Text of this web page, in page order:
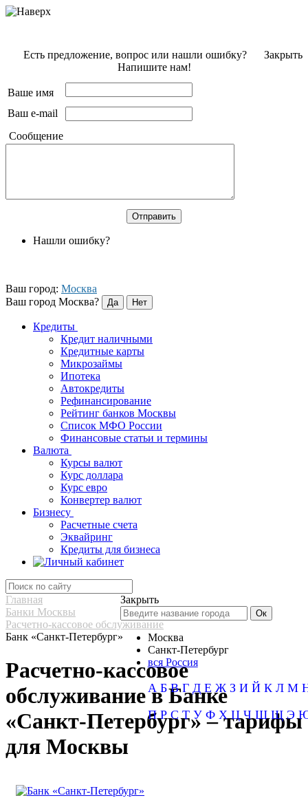
Закрыть
Есть предложение, вопрос или нашли ошибку?
Напишите нам!
Ваше имя
Ваш e-mail
Сообщение
Нашли ошибку?
Ваш город: Москва
Ваш город Москва?
Кредиты
Кредит наличными
Кредитные карты
Микрозаймы
Ипотека
Автокредиты
Рефинансирование
Рейтинг банков Москвы
Список МФО России
Финансовые статьи и термины
Валюта
Курсы валют
Курс доллара
Курс евро
Конвертер валют
Бизнесу
Расчетные счета
Эквайринг
Кредиты для бизнеса
Закрыть
Москва
Санкт-Петербург
вся Россия
А Б В Г Д Е Ж З И Й К Л М
П Р С Т У Ф Х Ц Ч Ш Щ Э
Главная
Банки Москвы
Расчетно-кассовое обслуживание
Банк «Санкт-Петербург»
Расчетно-кассовое
обслуживание в Банке
«Санкт-Петербург» – тарифы
для Москвы